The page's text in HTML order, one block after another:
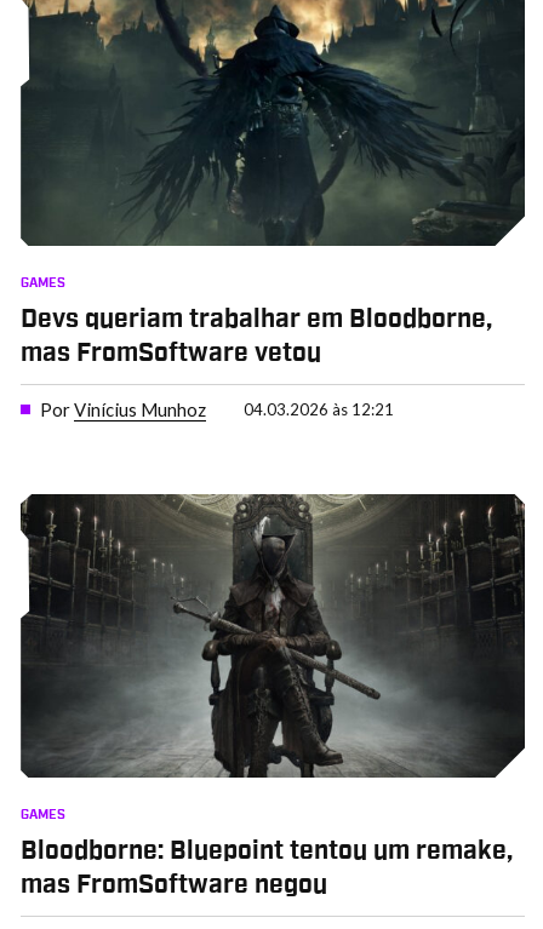
GAMES
Devs queriam trabalhar em Bloodborne,
mas FromSoftware vetou
PorVinícius Munhoz 04.03.2026 às 12:21
GAMES
Bloodborne: Bluepoint tentou um remake,
mas FromSoftware negou